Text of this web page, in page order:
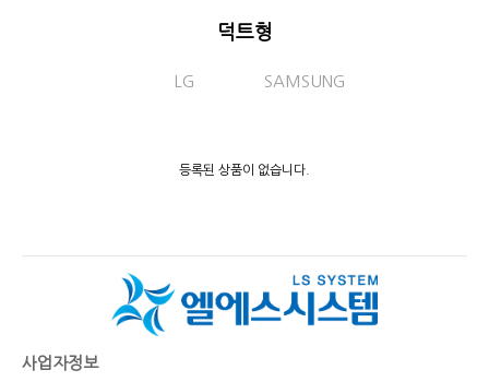
덕트형
LG SAMSUNG
등록된 상품이 없습니다.
사업자정보